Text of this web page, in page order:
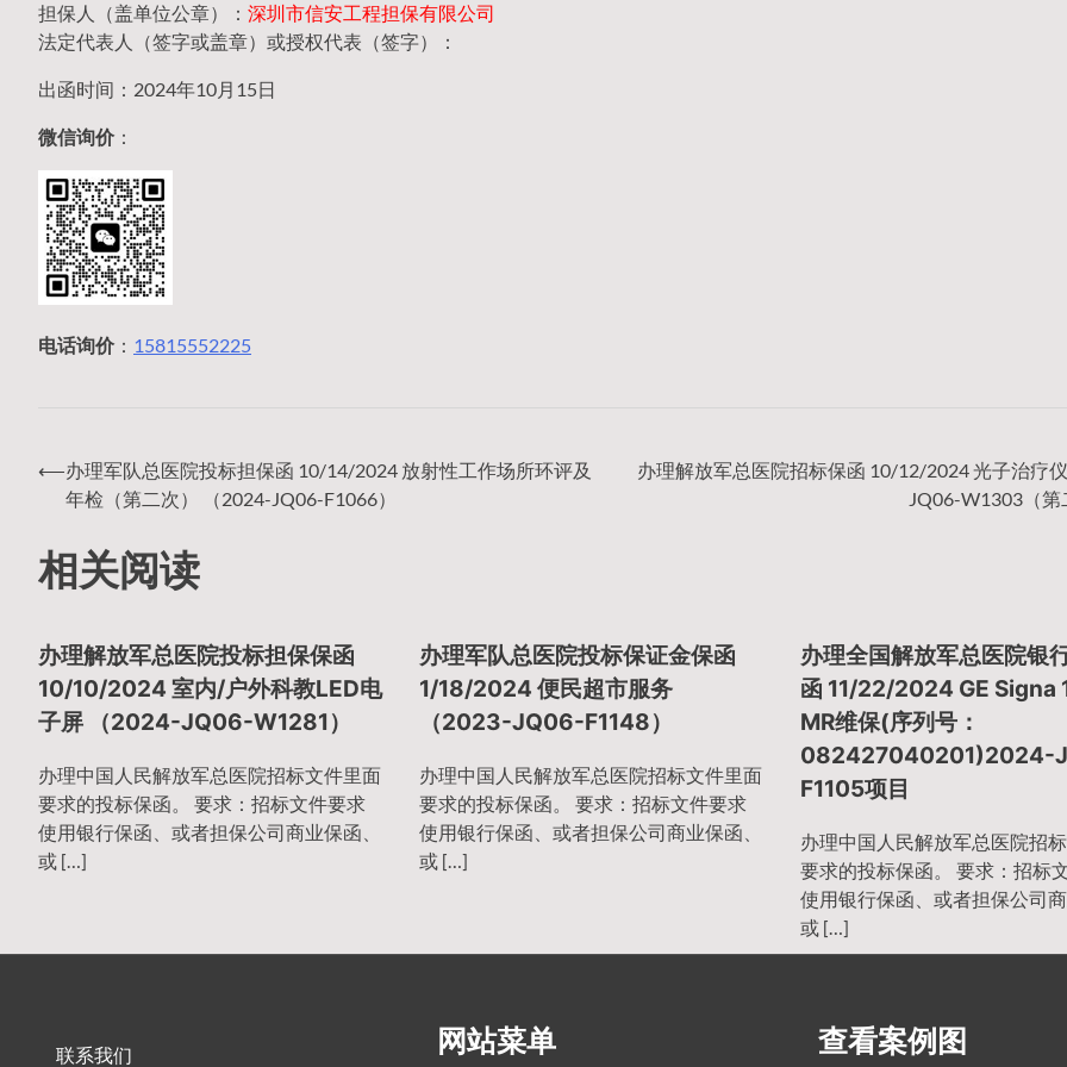
担保人（盖单位公章）： 深圳市信安工程担保有限公司
法定代表人（签字或盖章）或授权代表（签字）：
出函时间：2024年10月15日
微信询价：
电话询价： 15815552225
文
章
导
航
⟵办理军队总医院投标担保函 10/14/2024 放射性工作场所环评及
年检（第二次） （2024-JQ06-F1066）
办理解放军总医院招标保函 10/12/2024 光子治疗
JQ06-W1303（第
相关阅读
办理解放军总医院投标担保保函
10/10/2024 室内/户外科教LED电
子屏 （2024-JQ06-W1281）
办理中国人民解放军总医院招标文件里面
要求的投标保函。 要求：招标文件要求
使用银行保函、或者担保公司商业保函、
或 […]
办理军队总医院投标保证金保函
1/18/2024 便民超市服务
（2023-JQ06-F1148）
办理中国人民解放军总医院招标文件里面
要求的投标保函。 要求：招标文件要求
使用银行保函、或者担保公司商业保函、
或 […]
办理全国解放军总医院银
函 11/22/2024 GE Signa
MR维保(序列号：
082427040201)2024-
F1105项目
办理中国人民解放军总医院招
要求的投标保函。 要求：招标
使用银行保函、或者担保公司商
或 […]
联系我们 网站菜单 查看案例图